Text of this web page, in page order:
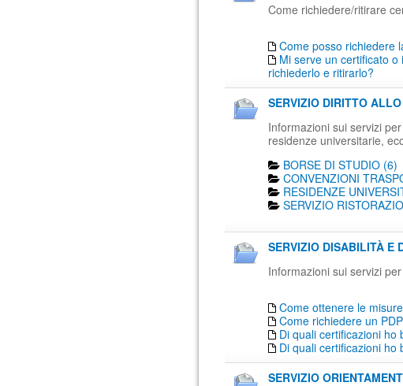
Come richiedere/ritirare
Come posso richiedere
Mi serve un certificato
richiederlo e ritirarlo?
SERVIZIO DIRITTO
Informazioni sui servizi
residenze universitarie,
BORSE DI STUDIO (6)
CONVENZIONI
RESIDENZE
SERVIZIO
SERVIZIO DISABILITÀ E
Informazioni sui servizi
Come ottenere le
Come richiedere un
Di quali certificazioni ho
Di quali certificazioni ho
SERVIZIO